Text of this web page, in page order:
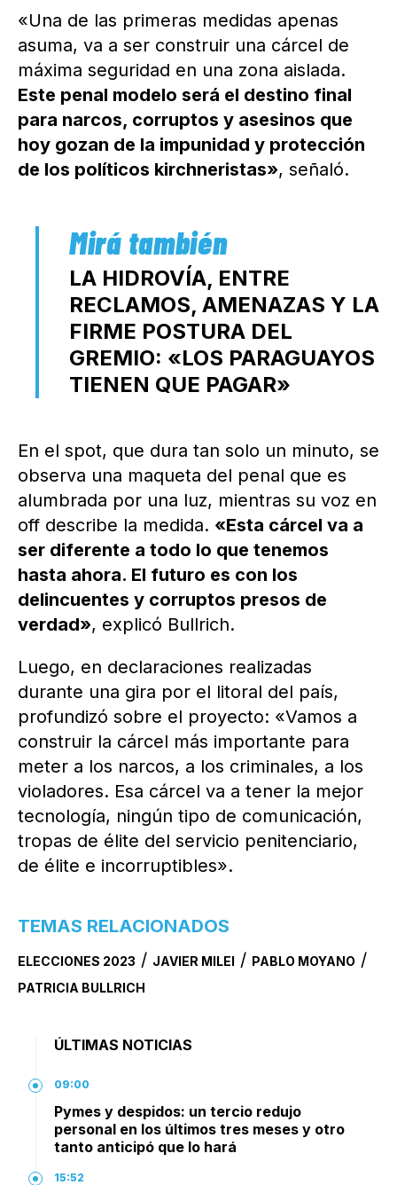
«Una de las primeras medidas apenas
asuma, va a ser construir una cárcel de
máxima seguridad en una zona aislada.
Este penal modelo será el destino final
para narcos, corruptos y asesinos que
hoy gozan de la impunidad y protección
de los políticos kirchneristas», señaló.
LA HIDROVÍA, ENTRE
RECLAMOS, AMENAZAS Y LA
FIRME POSTURA DEL
GREMIO: «LOS PARAGUAYOS
TIENEN QUE PAGAR»
En el spot, que dura tan solo un minuto, se
observa una maqueta del penal que es
alumbrada por una luz, mientras su voz en
off describe la medida. «Esta cárcel va a
ser diferente a todo lo que tenemos
hasta ahora. El futuro es con los
delincuentes y corruptos presos de
verdad», explicó Bullrich.
Luego, en declaraciones realizadas
durante una gira por el litoral del país,
profundizó sobre el proyecto: «Vamos a
construir la cárcel más importante para
meter a los narcos, a los criminales, a los
violadores. Esa cárcel va a tener la mejor
tecnología, ningún tipo de comunicación,
tropas de élite del servicio penitenciario,
de élite e incorruptibles».
TEMAS RELACIONADOS
ELECCIONES 2023 / JAVIER MILEI / PABLO MOYANO /
PATRICIA BULLRICH
ÚLTIMAS NOTICIAS
09:00
Pymes y despidos: un tercio redujo
personal en los últimos tres meses y otro
tanto anticipó que lo hará
15:52